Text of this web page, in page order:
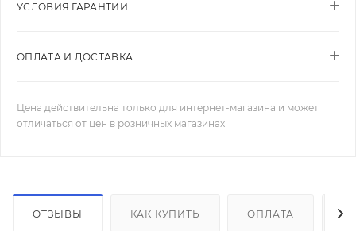
УСЛОВИЯ ГАРАНТИИ
ОПЛАТА И ДОСТАВКА
Цена действительна только для интернет-магазина и может
отличаться от цен в розничных магазинах
ОТЗЫВЫ КАК КУПИТЬ ОПЛАТА